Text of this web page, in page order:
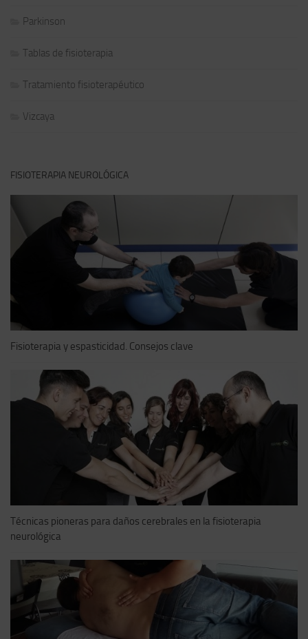
Parkinson
Tablas de fisioterapia
Tratamiento fisioterapéutico
Vizcaya
FISIOTERAPIA NEUROLÓGICA
Fisioterapia y espasticidad. Consejos clave
Técnicas pioneras para daños cerebrales en la fisioterapia
neurológica